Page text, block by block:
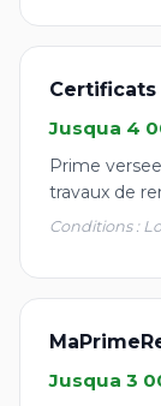
Certificats
Jusqua 4
Prime
travaux de
Conditions :
Jusqua 3